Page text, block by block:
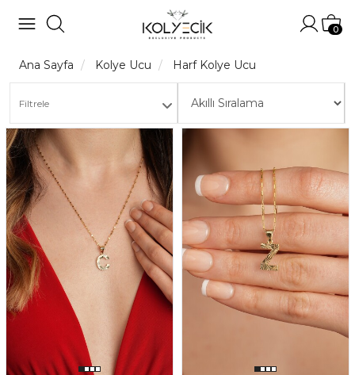
0
Ana Sayfa Kolye Ucu Harf Kolye Ucu
Filtrele